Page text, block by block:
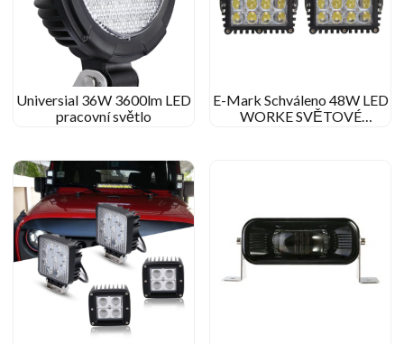
Universial 36W 3600lm LED
pracovní světlo
E-Mark Schváleno 48W LED
WORKE SVĚTOVÉ